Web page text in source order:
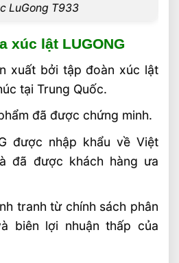
LuGong T933
xúc lật LUGONG
xuất bởi tập đoàn xúc lật
tại Trung Quốc.
đã được chứng minh.
được nhập khẩu về Việt
đã được khách hàng ưa
tranh từ chính sách phân
biên lợi nhuận thấp của